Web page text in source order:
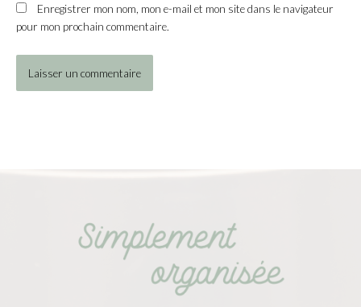
Enregistrer mon nom, mon e-mail et mon site dans le navigateur
pour mon prochain commentaire.